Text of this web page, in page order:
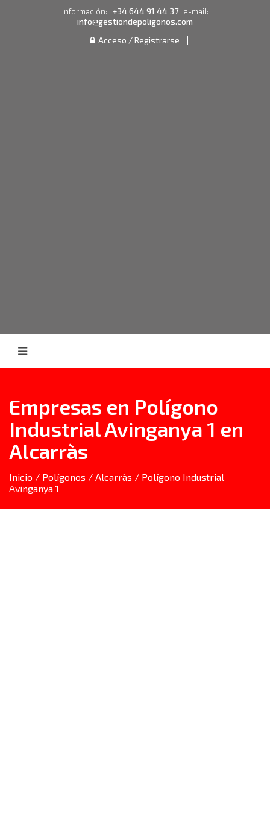
Información: +34 644 91 44 37 e-mail:
info@gestiondepoligonos.com
Acceso / Registrarse
Empresas en Polígono
Industrial Avinganya 1 en
Alcarràs
Inicio / Polígonos / Alcarràs / Polígono Industrial
Avinganya 1